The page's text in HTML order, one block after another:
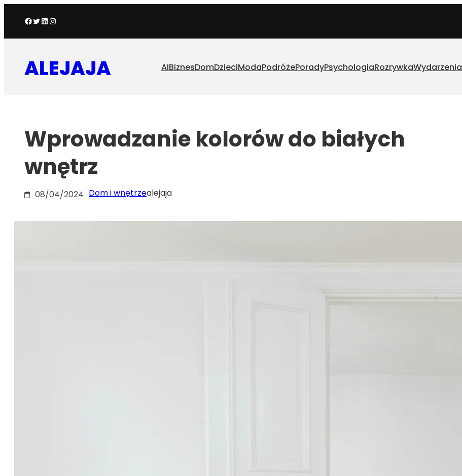
Facebook
Twitter
LinkedIn
Instagram
ALEJAJA AIBiznesDomDzieciModaPodróżePoradyPsychologiaRozrywkaWydarzenia
Wprowadzanie kolorów do białych
wnętrz
08/04/2024 Dom i wnętrzealejaja